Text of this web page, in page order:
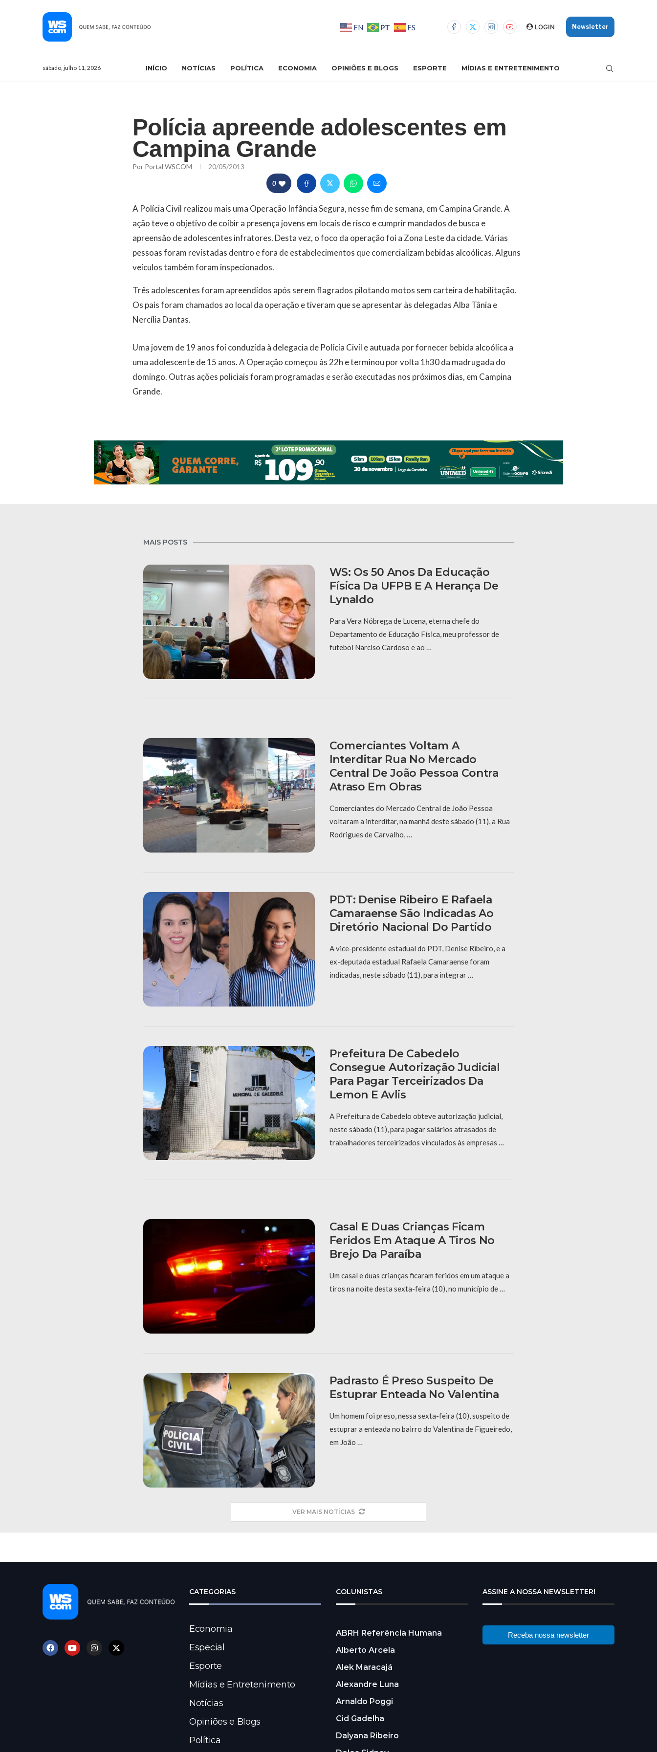
EN PT ES LOGIN Newsletter
sábado, julho 11, 2026 INÍCIO NOTÍCIAS POLÍTICA ECONOMIA OPINIÕES E BLOGS ESPORTE MÍDIAS E ENTRETENIMENTO
Polícia apreende adolescentes em
Campina Grande
Por Portal WSCOM 20/05/2013
0
A Polícia Civil realizou mais uma Operação Infância Segura, nesse fim de semana, em Campina Grande. A
ação teve o objetivo de coibir a presença jovens em locais de risco e cumprir mandados de busca e
apreensão de adolescentes infratores. Desta vez, o foco da operação foi a Zona Leste da cidade. Várias
pessoas foram revistadas dentro e fora de estabelecimentos que comercializam bebidas alcoólicas. Alguns
veículos também foram inspecionados.
Três adolescentes foram apreendidos após serem flagrados pilotando motos sem carteira de habilitação.
Os pais foram chamados ao local da operação e tiveram que se apresentar às delegadas Alba Tânia e
Nercília Dantas.
Uma jovem de 19 anos foi conduzida à delegacia de Polícia Civil e autuada por fornecer bebida alcoólica a
uma adolescente de 15 anos. A Operação começou às 22h e terminou por volta 1h30 da madrugada do
domingo. Outras ações policiais foram programadas e serão executadas nos próximos dias, em Campina
Grande.
MAIS POSTS
WS: Os 50 Anos Da Educação
Física Da UFPB E A Herança De
Lynaldo
Para Vera Nóbrega de Lucena, eterna chefe do
Departamento de Educação Física, meu professor de
futebol Narciso Cardoso e ao …
Comerciantes Voltam A
Interditar Rua No Mercado
Central De João Pessoa Contra
Atraso Em Obras
Comerciantes do Mercado Central de João Pessoa
voltaram a interditar, na manhã deste sábado (11), a Rua
Rodrigues de Carvalho, …
PDT: Denise Ribeiro E Rafaela
Camaraense São Indicadas Ao
Diretório Nacional Do Partido
A vice-presidente estadual do PDT, Denise Ribeiro, e a
ex-deputada estadual Rafaela Camaraense foram
indicadas, neste sábado (11), para integrar …
Prefeitura De Cabedelo
Consegue Autorização Judicial
Para Pagar Terceirizados Da
Lemon E Avlis
A Prefeitura de Cabedelo obteve autorização judicial,
neste sábado (11), para pagar salários atrasados de
trabalhadores terceirizados vinculados às empresas …
Casal E Duas Crianças Ficam
Feridos Em Ataque A Tiros No
Brejo Da Paraíba
Um casal e duas crianças ficaram feridos em um ataque a
tiros na noite desta sexta-feira (10), no município de …
Padrasto É Preso Suspeito De
Estuprar Enteada No Valentina
Um homem foi preso, nessa sexta-feira (10), suspeito de
estuprar a enteada no bairro do Valentina de Figueiredo,
em João …
VER MAIS NOTÍCIAS
CATEGORIAS
Economia
Especial
Esporte
Mídias e Entretenimento
Notícias
Opiniões e Blogs
Política
COLUNISTAS
ABRH Referência Humana
Alberto Arcela
Alek Maracajá
Alexandre Luna
Arnaldo Poggi
Cid Gadelha
Dalyana Ribeiro
ASSINE A NOSSA NEWSLETTER!
Receba nossa newsletter